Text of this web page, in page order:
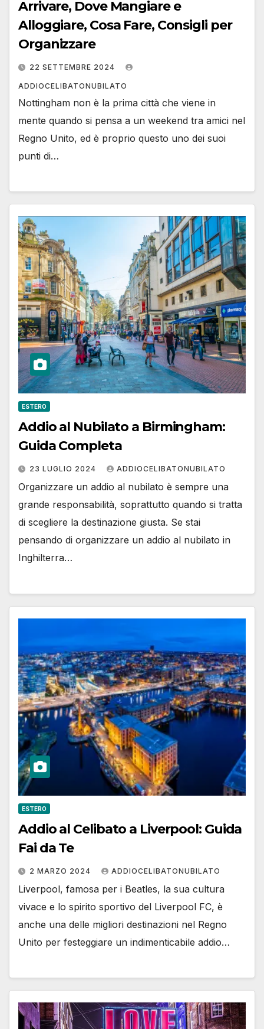
Arrivare, Dove Mangiare e
Alloggiare, Cosa Fare, Consigli per
Organizzare
22 SETTEMBRE 2024
ADDIOCELIBATONUBILATO
Nottingham non è la prima città che viene in
mente quando si pensa a un weekend tra amici nel
Regno Unito, ed è proprio questo uno dei suoi
punti di…
ESTERO
Addio al Nubilato a Birmingham:
Guida Completa
23 LUGLIO 2024 ADDIOCELIBATONUBILATO
Organizzare un addio al nubilato è sempre una
grande responsabilità, soprattutto quando si tratta
di scegliere la destinazione giusta. Se stai
pensando di organizzare un addio al nubilato in
Inghilterra…
ESTERO
Addio al Celibato a Liverpool: Guida
Fai da Te
2 MARZO 2024 ADDIOCELIBATONUBILATO
Liverpool, famosa per i Beatles, la sua cultura
vivace e lo spirito sportivo del Liverpool FC, è
anche una delle migliori destinazioni nel Regno
Unito per festeggiare un indimenticabile addio…